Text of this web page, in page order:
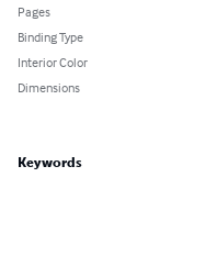
Pages
Binding Type
Interior Color
Dimensions
Keywords